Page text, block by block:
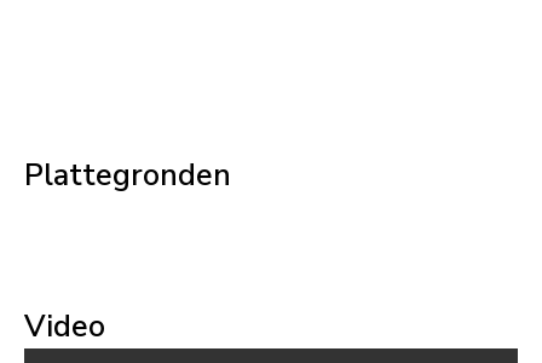
Plattegronden
Video